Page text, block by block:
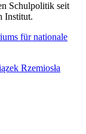
Schulpolitik seit
Institut.
für nationale
Rzemiosła